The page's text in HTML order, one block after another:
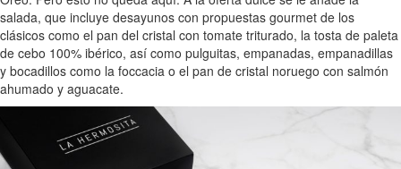
salada, que incluye desayunos con propuestas gourmet de los
clásicos como el pan del cristal con tomate triturado, la tosta de paleta
de cebo 100% ibérico, así como pulguitas, empanadas, empanadillas
y bocadillos como la foccacia o el pan de cristal noruego con salmón
ahumado y aguacate.